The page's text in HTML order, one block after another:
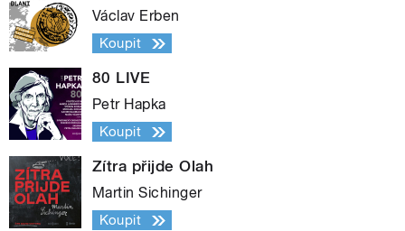
Václav Erben
Koupit
80 LIVE
Petr Hapka
Koupit
Zítra přijde Olah
Martin Sichinger
Koupit